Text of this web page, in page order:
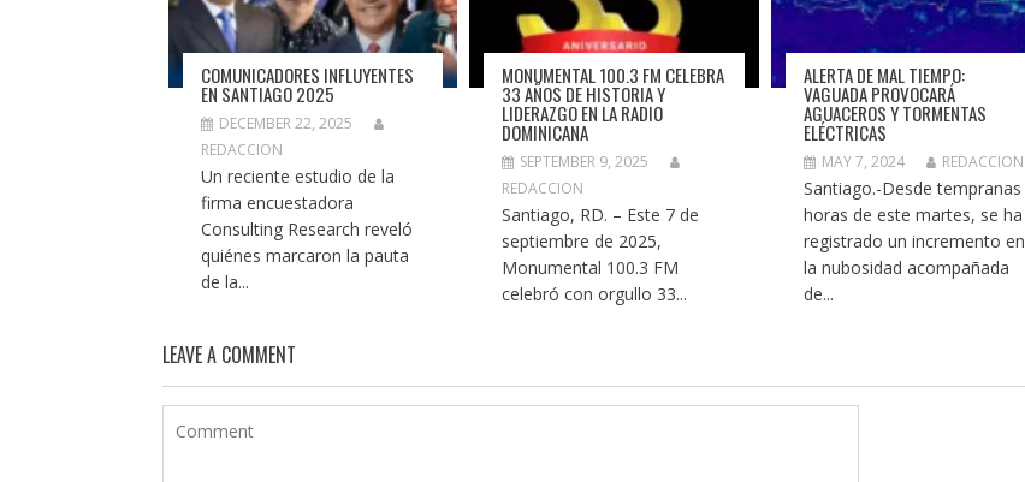
COMUNICADORES INFLUYENTES
EN SANTIAGO 2025
DECEMBER 22, 2025
REDACCION
Un reciente estudio de la
firma encuestadora
Consulting Research reveló
quiénes marcaron la pauta
de la...
MONUMENTAL 100.3 FM CELEBRA
33 AÑOS DE HISTORIA Y
LIDERAZGO EN LA RADIO
DOMINICANA
SEPTEMBER 9, 2025
REDACCION
Santiago, RD. – Este 7 de
septiembre de 2025,
Monumental 100.3 FM
celebró con orgullo 33...
ALERTA DE MAL TIEMPO:
VAGUADA PROVOCARÁ
AGUACEROS Y TORMENTAS
ELÉCTRICAS
MAY 7, 2024 REDACCION
Santiago.-Desde tempranas
horas de este martes, se ha
registrado un incremento en
la nubosidad acompañada
de...
LEAVE A COMMENT